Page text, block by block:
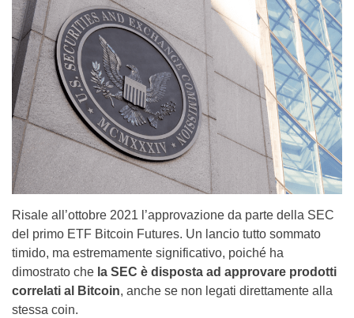
Risale all’ottobre 2021 l’approvazione da parte della SEC
del primo ETF Bitcoin Futures. Un lancio tutto sommato
timido, ma estremamente significativo, poiché ha
dimostrato che la SEC è disposta ad approvare prodotti
correlati al Bitcoin, anche se non legati direttamente alla
stessa coin.